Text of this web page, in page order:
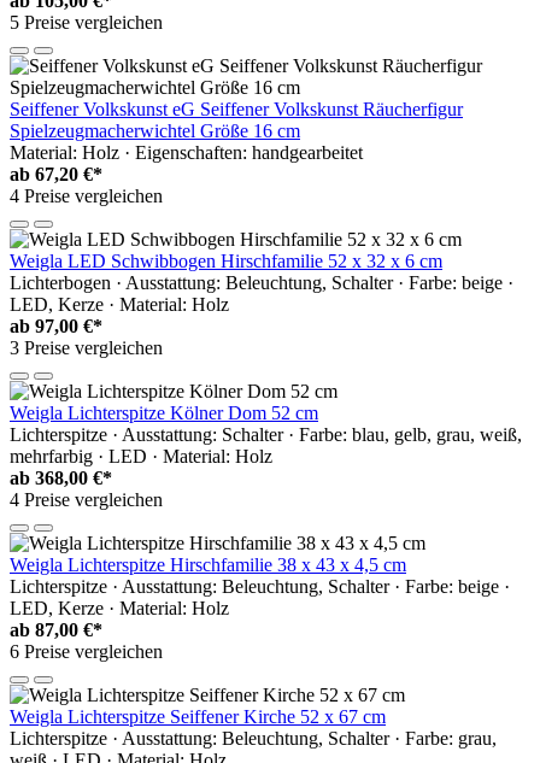
5 Preise vergleichen
Seiffener Volkskunst eG Seiffener Volkskunst Räucherfigur
Spielzeugmacherwichtel Größe 16 cm
Material: Holz · Eigenschaften: handgearbeitet
ab 67,20 €*
4 Preise vergleichen
Weigla LED Schwibbogen Hirschfamilie 52 x 32 x 6 cm
Lichterbogen · Ausstattung: Beleuchtung, Schalter · Farbe: beige ·
LED, Kerze · Material: Holz
ab 97,00 €*
3 Preise vergleichen
Weigla Lichterspitze Kölner Dom 52 cm
Lichterspitze · Ausstattung: Schalter · Farbe: blau, gelb, grau, weiß,
mehrfarbig · LED · Material: Holz
ab 368,00 €*
4 Preise vergleichen
Weigla Lichterspitze Hirschfamilie 38 x 43 x 4,5 cm
Lichterspitze · Ausstattung: Beleuchtung, Schalter · Farbe: beige ·
LED, Kerze · Material: Holz
ab 87,00 €*
6 Preise vergleichen
Weigla Lichterspitze Seiffener Kirche 52 x 67 cm
Lichterspitze · Ausstattung: Beleuchtung, Schalter · Farbe: grau,